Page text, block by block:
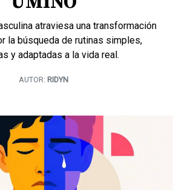
atraviesa una transformación
la búsqueda de rutinas simples,
y adaptadas a la vida real.
AUTOR: RIDYN